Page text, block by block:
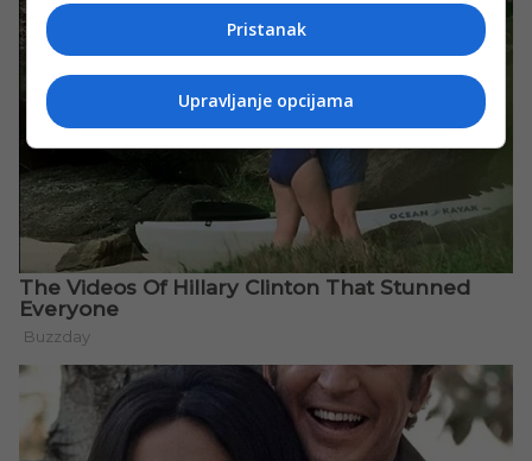
Pristanak
Upravljanje opcijama